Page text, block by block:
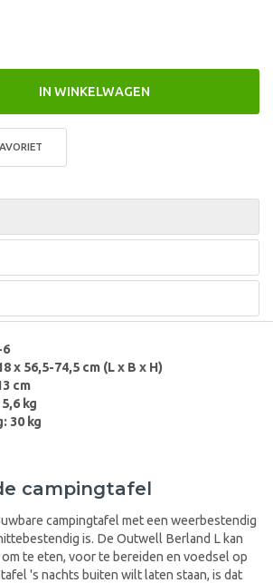
IN WINKELWAGEN
6
x 56,5-74,5 cm (L x B x H)
cm
kg
30 kg
campingtafel
campingtafel met een weerbestendig
is. De Outwell Berland L kan
te eten, voor te bereiden en voedsel op
's nachts buiten wilt laten staan, is dat